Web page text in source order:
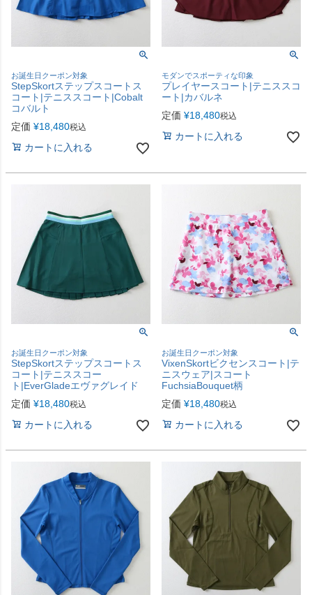
お誕生日クーポン対象
StepSkortステップスコートス
コート|テニススコート|Cobalt
コバルト
定価 ¥18,480税込
カートに入れる
モダンでスポーティな印象
プレイヤースコート|テニススコ
ート|カバルネ
定価 ¥18,480税込
カートに入れる
お誕生日クーポン対象
StepSkortステップスコートス
コート|テニススコー
ト|EverGladeエヴァグレイド
定価 ¥18,480税込
カートに入れる
お誕生日クーポン対象
VixenSkortビクセンスコート|テ
ニスウェア|スコート
FuchsiaBouquet柄
定価 ¥18,480税込
カートに入れる